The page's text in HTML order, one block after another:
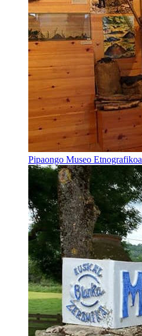
Pipaongo Museo Etnografikoa